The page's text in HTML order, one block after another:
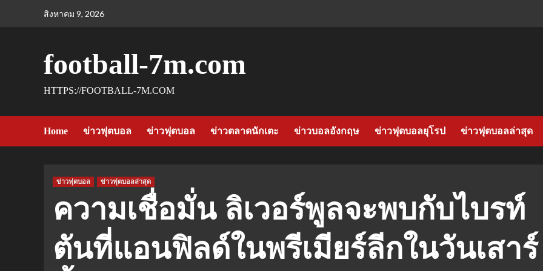
สิงหาคม 9, 2026
football-7m.com
HTTPS://FOOTBALL-7M.COM
Home ข่าวฟุตบอล ข่าวฟุตบอล ข่าวตลาดนักเตะ ข่าวบอลอังกฤษ ข่าวฟุตบอลยุโรป ข่าวฟุตบอลล่าสุด
ข่าวฟุตบอล ข่าวฟุตบอลล่าสุด
ความเชื่อมั่น ลิเวอร์พูลจะพบกับไบรท์
ตันที่แอนฟิลด์ในพรีเมียร์ลีกในวันเสาร์